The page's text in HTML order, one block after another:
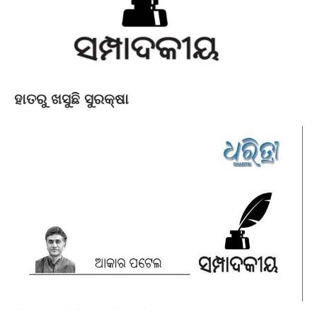
ହାତରୁ ଖସୁଛି ସୁରକ୍ଷା